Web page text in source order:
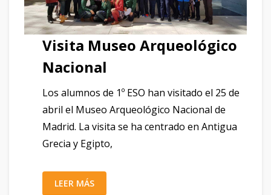
Visita Museo Arqueológico
Nacional
Los alumnos de 1º ESO han visitado el 25 de
abril el Museo Arqueológico Nacional de
Madrid. La visita se ha centrado en Antigua
Grecia y Egipto,
LEER MÁS